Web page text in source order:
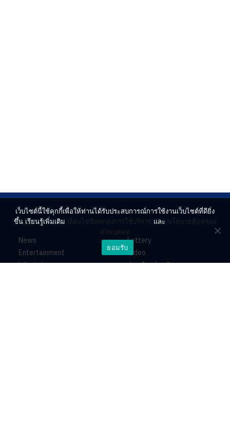
News
Entertainment
Lifestyle
Lottery
Video
ร่วมด้วยช่วยกัน
เว็บไซต์นี้ใช้คุกกี้เพื่อให้ท่านได้รับประสบการณ์การใช้งานเว็บไซต์ที่ดียิ่ง
ขึ้น เรียนรู้เพิ่มเติม เงื่อนไขข้อตกลงการใช้บริการ และ นโยบายคุ้มครอง
ส่วนบุคคล
ยอมรับ